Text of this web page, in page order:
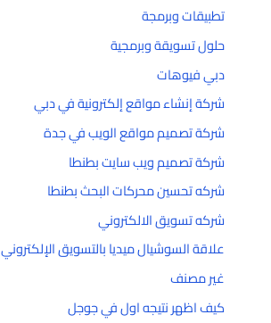
تطبيقات وبرمجة
حلول تسويقة وبرمجية
دبي فيوهات
شركة إنشاء مواقع إلكترونية في دبي
شركة تصميم مواقع الويب في جدة
شركة تصميم ويب سايت بطنطا
شركه تحسين محركات البحث بطنطا
شركه تسويق الالكتروني
علاقة السوشيال ميديا بالتسويق الإلكتروني
غير مصنف
كيف اظهر نتيجه اول في جوجل